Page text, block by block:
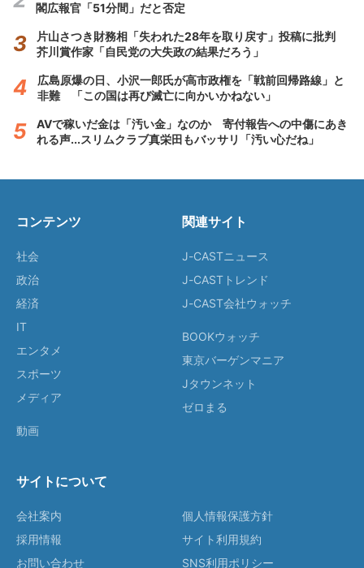
閣広報官「51分間」だと否定
片山さつき財務相「失われた28年を取り戻す」投稿に批判
芥川賞作家「自民党の大失政の結果だろう」
広島原爆の日、小沢一郎氏が高市政権を「戦前回帰路線」と
非難 「この国は再び滅亡に向かいかねない」
AVで稼いだ金は「汚い金」なのか 寄付報告への中傷にあき
れる声...スリムクラブ真栄田もバッサリ「汚い心だね」
コンテンツ
社会
政治
経済
IT
エンタメ
スポーツ
メディア
動画
関連サイト
J-CASTニュース
J-CASTトレンド
J-CAST会社ウォッチ
BOOKウォッチ
東京バーゲンマニア
Jタウンネット
ゼロまる
サイトについて
会社案内
採用情報
お問い合わせ
個人情報保護方針
サイト利用規約
SNS利用ポリシー